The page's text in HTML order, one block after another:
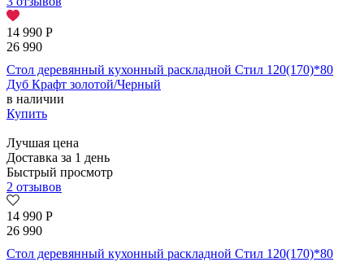
14 990 Р
26 990
Стол деревянный кухонный раскладной Стил 120(170)*80
Дуб Крафт золотой/Черный
в наличии
Купить
Лучшая цена
Доставка за 1 день
Быстрый просмотр
2 отзывов
14 990 Р
26 990
Стол деревянный кухонный раскладной Стил 120(170)*80